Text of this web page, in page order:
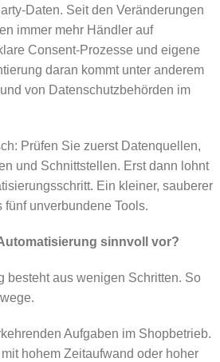
Daten. Seit den Veränderungen
immer mehr Händler auf
Consent-Prozesse und eigene
daran kommt unter anderem
und von Datenschutzbehörden im
Prüfen Sie zuerst Datenquellen,
und Schnittstellen. Erst dann lohnt
Ein kleiner, sauberer
unverbundene Tools.
sinnvoll vor?
besteht aus wenigen Schritten. So
Aufgaben im Shopbetrieb.
hohem Zeitaufwand oder hoher